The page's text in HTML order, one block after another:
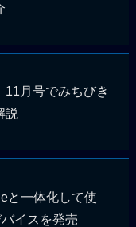
11月号でみちびき
説
と一体化して使
イスを発売